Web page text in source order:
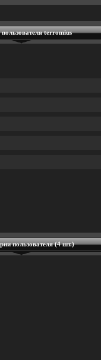
terromius
пользователя (4 шт.)